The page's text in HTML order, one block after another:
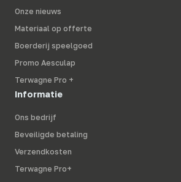
Onze nieuws
Materiaal op offerte
Boerderij speelgoed
Promo Aesculap
Terwagne Pro +
Informatie
Ons bedrijf
Beveiligde betaling
Verzendkosten
Terwagne Pro+